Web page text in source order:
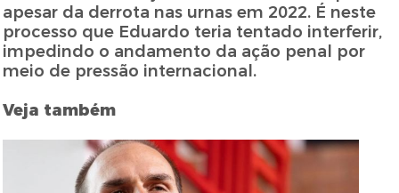
apesar da derrota nas urnas em 2022. É neste
processo que Eduardo teria tentado interferir,
impedindo o andamento da ação penal por
meio de pressão internacional.
Veja também